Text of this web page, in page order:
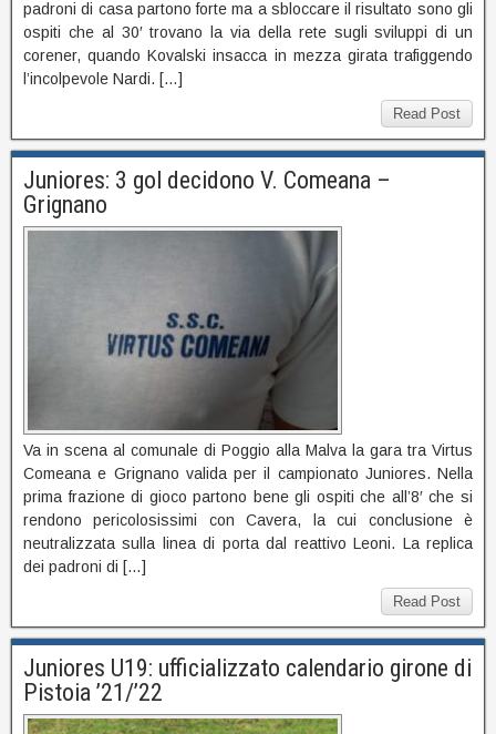
padroni di casa partono forte ma a sbloccare il risultato sono gli
ospiti che al 30′ trovano la via della rete sugli sviluppi di un
corener, quando Kovalski insacca in mezza girata trafiggendo
l’incolpevole Nardi. […]
Read Post
Juniores: 3 gol decidono V. Comeana –
Grignano
Va in scena al comunale di Poggio alla Malva la gara tra Virtus
Comeana e Grignano valida per il campionato Juniores. Nella
prima frazione di gioco partono bene gli ospiti che all’8′ che si
rendono pericolosissimi con Cavera, la cui conclusione è
neutralizzata sulla linea di porta dal reattivo Leoni. La replica
dei padroni di […]
Read Post
Juniores U19: ufficializzato calendario girone di
Pistoia ’21/’22